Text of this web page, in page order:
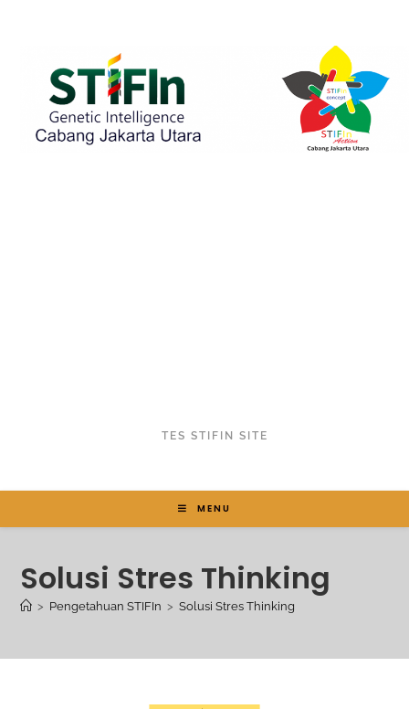
TES STIFIN SITE
MENU
Solusi Stres Thinking
> Pengetahuan STIFIn > Solusi Stres Thinking